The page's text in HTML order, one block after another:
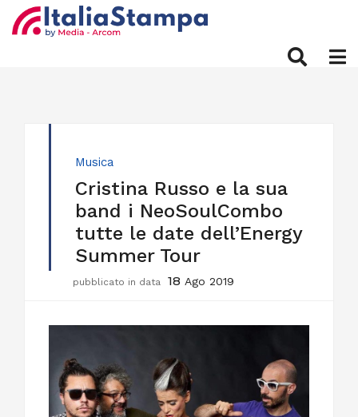
Musica
Cristina Russo e la sua
band i NeoSoulCombo
tutte le date dell’Energy
Summer Tour
pubblicato in data 18 Ago 2019